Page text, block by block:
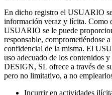
En dicho registro el USUARIO
información veraz y lícita. Como
USUARIO se le puede
responsable, comprometiéndose
confidencial de la misma. El
uso adecuado de los contenidos
DESIGN, SL ofrece a través de
pero no limitativo, a no
Incurrir en actividades